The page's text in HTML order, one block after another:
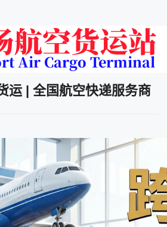
运 | 全国航空快递服务商